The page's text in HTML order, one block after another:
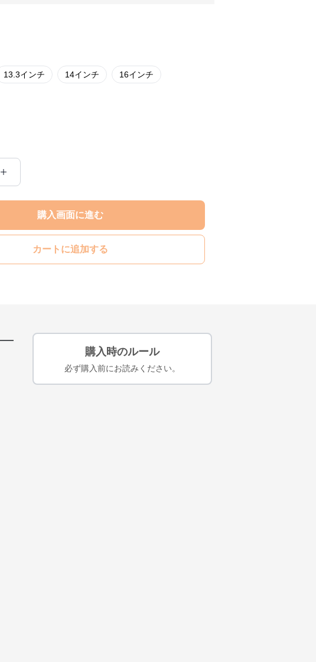
13.3インチ 14インチ 16インチ
購入画面に進む
カートに追加する
購入時のルール
必ず購入前にお読みください。